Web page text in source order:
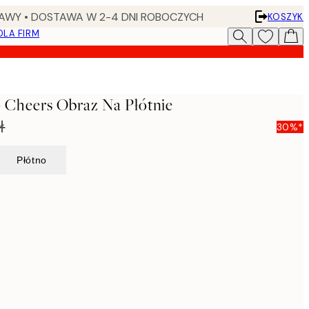
• DOSTAWA W 2-4 DNI ROBOCZYCH
KOSZYK
FIRM
Obraz Na Płótnie
30%*
Płótno